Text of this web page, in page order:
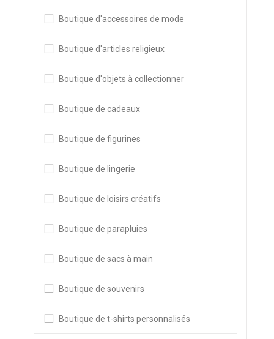
Boutique d'accessoires de mode
Boutique d'articles religieux
Boutique d'objets à collectionner
Boutique de cadeaux
Boutique de figurines
Boutique de lingerie
Boutique de loisirs créatifs
Boutique de parapluies
Boutique de sacs à main
Boutique de souvenirs
Boutique de t-shirts personnalisés